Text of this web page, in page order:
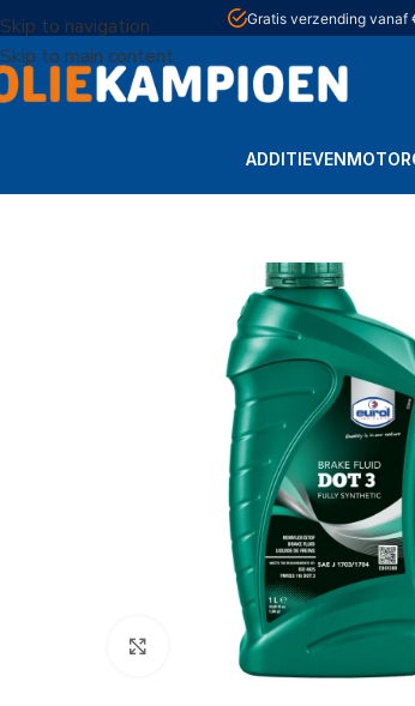
Skip to navigation
Skip to main content
Gratis verzending vanaf
ADDITIEVEN
Click to enlarge